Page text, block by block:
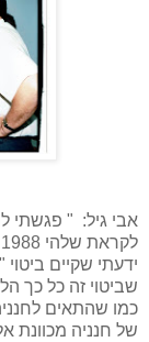
אבי גיל: " פגשתי
ידעתי שקיים
שביטוי זה כל כך
כמו שהתאים
של חנניה מכוונת